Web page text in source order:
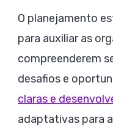
O planejamento
para auxiliar as
compreenderem
desafios e
claras e
adaptativas para